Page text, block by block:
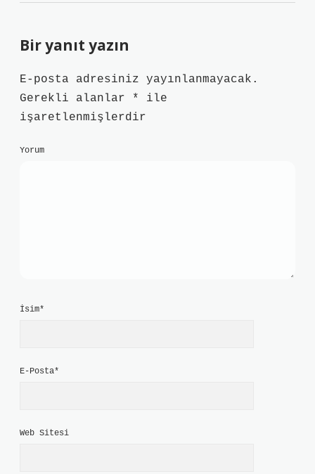
Bir yanıt yazın
E-posta adresiniz yayınlanmayacak.
Gerekli alanlar
*
ile
işaretlenmişlerdir
Yorum
İsim*
E-Posta*
Web Sitesi